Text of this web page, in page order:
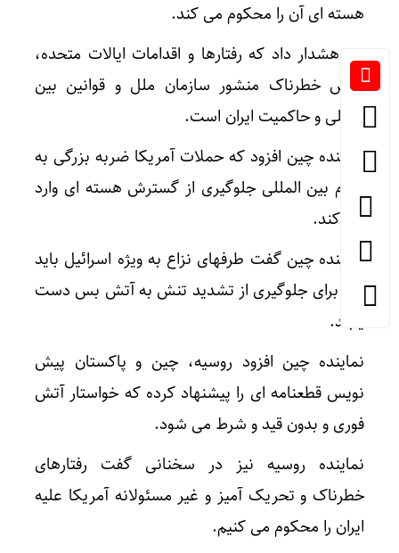
هسته ای آن را محکوم می کند.
وی هشدار داد که رفتارها و اقدامات ایالات متحده،
نقض خطرناک منشور سازمان ملل و قوانین بین
المللی و حاکمیت ایران است.
نماینده چین افزود که حملات آمریکا ضربه بزرگی به
نظام بین المللی جلوگیری از گسترش هسته ای وارد
می کند.
نماینده چین گفت طرفهای نزاع به ویژه اسرائیل باید
فورا برای جلوگیری از تشدید تنش به آتش بس دست
یابند.
نماینده چین افزود روسیه، چین و پاکستان پیش
نویس قطعنامه ای را پیشنهاد کرده که خواستار آتش
فوری و بدون قید و شرط می شود.
نماینده روسیه نیز در سخنانی گفت رفتارهای
خطرناک و تحریک آمیز و غیر مسئولانه آمریکا علیه
ایران را محکوم می کنیم.